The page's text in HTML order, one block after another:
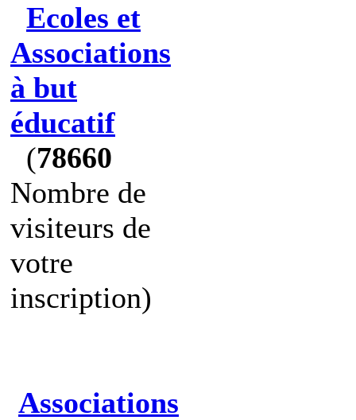
Ecoles et
Associations
à but
éducatif
(78660
Nombre de
visiteurs de
votre
inscription)
Associations